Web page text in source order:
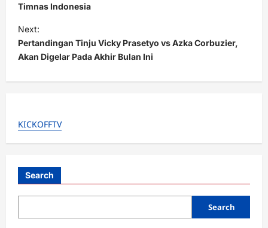
s
t
n
a
v
g
o
Timnas Indonesia
Next:
Pertandingan Tinju Vicky Prasetyo vs Azka Corbuzier,
Akan Digelar Pada Akhir Bulan Ini
KICKOFFTV
Search
Search